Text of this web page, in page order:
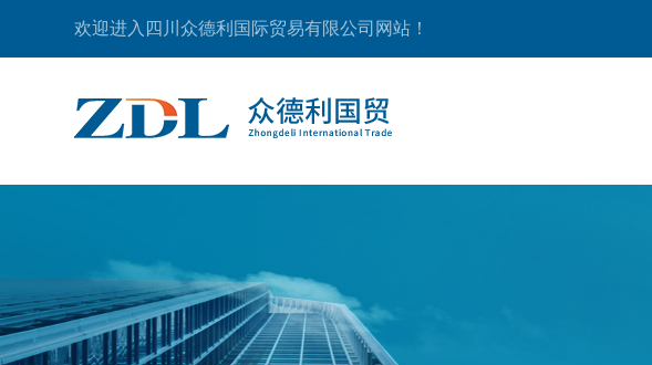
欢迎进入四川众德利国际贸易有限公司网站！